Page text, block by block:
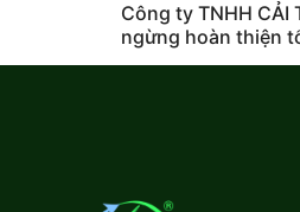
Công ty TNHH
ngừng hoàn thiện